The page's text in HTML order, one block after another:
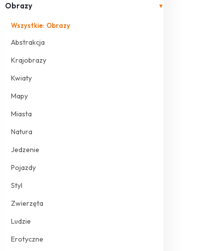
Obrazy ▾
Wszystkie: Obrazy
Abstrakcja
Krajobrazy
Kwiaty
Mapy
Miasta
Natura
Jedzenie
Pojazdy
Styl
Zwierzęta
Ludzie
Erotyczne